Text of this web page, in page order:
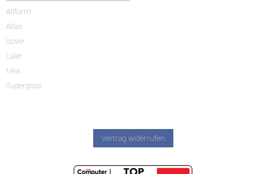
Allform
Atlas
Isover
Laier
Mea
Superglass
Vertrag widerrufen